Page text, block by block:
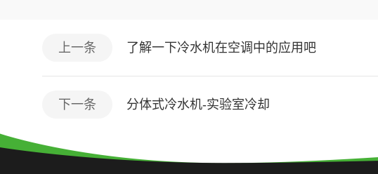
上一条 了解一下冷水机在空调中的应用吧
下一条 分体式冷水机-实验室冷却